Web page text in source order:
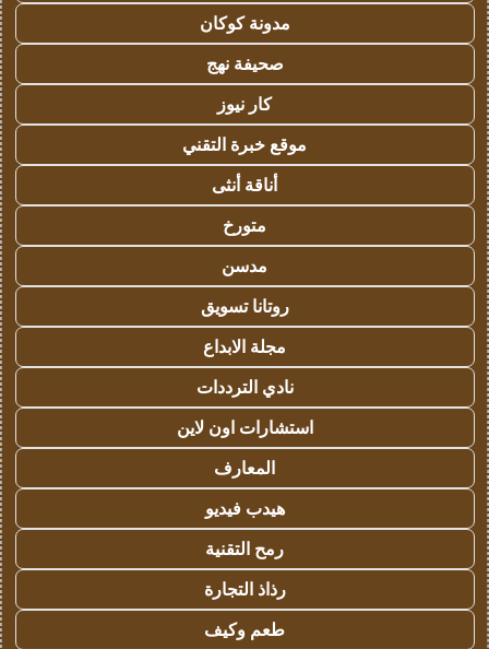
مدونة كوكان
صحيفة نهج
كار نيوز
موقع خبرة التقني
أناقة أنثى
متورخ
مدسن
روتانا تسويق
مجلة الابداع
نادي الترددات
استشارات اون لاين
المعارف
هيدب فيديو
رمح التقنية
رذاذ التجارة
طعم وكيف